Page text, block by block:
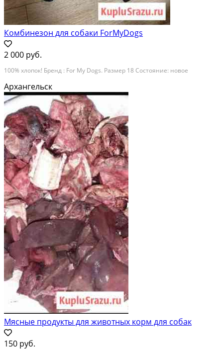
Комбинезон для собаки ForMyDogs
2 000 руб.
100% хлопок! Бренд : For My Dogs. Размер 18 Состояние: новое
Архангельск
Мясные продукты для животных корм для собак
150 руб.